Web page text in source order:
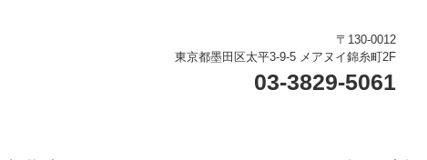
〒130-0012
東京都墨田区太平3-9-5 メアヌイ錦糸町2F
03-3829-5061